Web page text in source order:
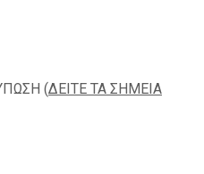
(ΔΕΙΤΕ ΤΑ ΣΗΜΕΙΑ